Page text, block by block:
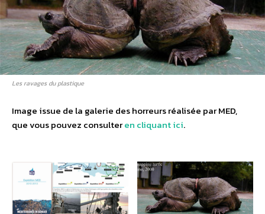
Les ravages du plastique
Image issue de la galerie des horreurs réalisée par MED,
que vous pouvez consulteren cliquant ici.